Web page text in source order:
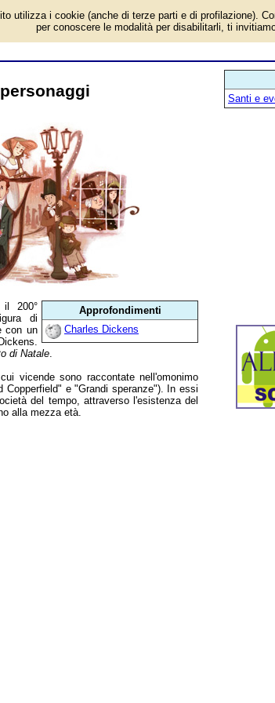
di Google'. Nel 2012 è ricorso il 200° anniversario
nella letteratura. L'evento non è sfuggito...
Approfondimenti
Charles Dickens
200°
di
con un
di Natale.
vicende sono raccontate nell'omonimo
e "Grandi speranze"). In essi
del tempo, attraverso l'esistenza del
alla mezza età.
Santi e
utilizza i cookie (anche di terze parti e di profilazione).
per conoscere le modalità per disabilitarli, ti